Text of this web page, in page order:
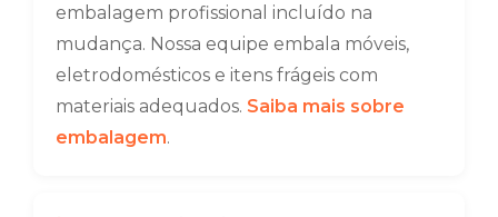
embalagem profissional incluído na
mudança. Nossa equipe embala móveis,
eletrodomésticos e itens frágeis com
materiais adequados. Saiba mais sobre
embalagem.